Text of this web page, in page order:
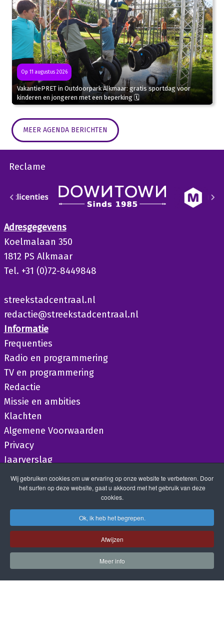
Op 11 augustus 2026
VakantiePRET in Outdoorpark Alkmaar: gratis sportdag voor
kinderen en jongeren met een beperking 🗓
MEER AGENDA BERICHTEN
Reclame
Adresgegevens
Koelmalaan 350
1812 PS Alkmaar
Tel. +31 (0)72-8449848
streekstadcentraal.nl
redactie@streekstadcentraal.nl
Informatie
Frequenties
Radio en programmering
TV en programmering
Redactie
Missie en ambities
Klachten
Algemene Voorwaarden
Privacy
Jaarverslag
Wij gebruiken cookies om uw ervaring op onze website te verbeteren. Door
het surfen op deze website, gaat u akkoord met het gebruik van deze
cookies.
Ok, ik heb het begrepen.
Afwijzen
Meer info